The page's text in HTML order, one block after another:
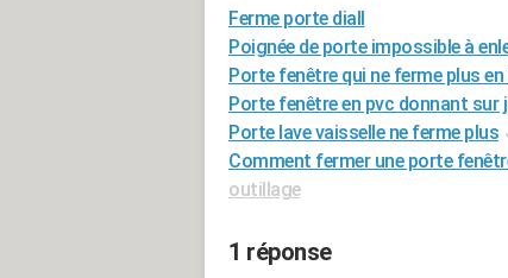
Ferme porte diall
Poignée de porte impossible à
Porte fenêtre qui ne ferme plus en
Porte fenêtre en pvc donnant sur
Porte lave vaisselle ne ferme plus
Comment fermer une porte
outillage
1 réponse